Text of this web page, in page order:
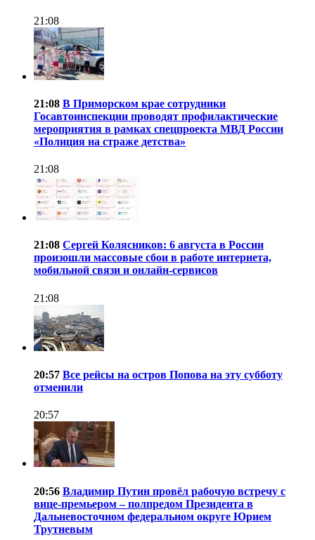
21:08
21:08 В Приморском крае сотрудники
Госавтоинспекции проводят профилактические
мероприятия в рамках спецпроекта МВД России
«Полиция на страже детства»
21:08
21:08 Сергей Колясников: 6 августа в России
произошли массовые сбои в работе интернета,
мобильной связи и онлайн-сервисов
21:08
20:57 Все рейсы на остров Попова на эту субботу
отменили
20:57
20:56 Владимир Путин провёл рабочую встречу с
вице-премьером – полпредом Президента в
Дальневосточном федеральном округе Юрием
Трутневым